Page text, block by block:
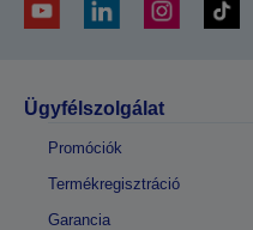
Ügyfélszolgálat
Promóciók
Termékregisztráció
Garancia